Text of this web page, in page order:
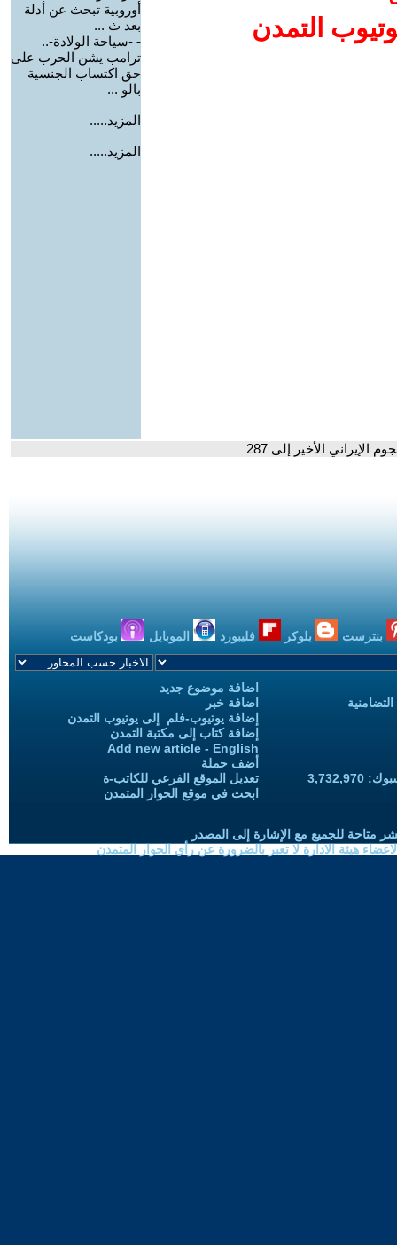
التمدن
أوروبية تبحث عن أدلة
بعد ث ...
- -سياحة الولادة-..
ترامب يشن الحرب على
حق اكتساب الجنسية
بالو ...
المزيد.....
المزيد.....
الأخير إلى 287
بنترست بلوكر فليبورد الموبايل بودكاست
اضافة موضوع جديد
اضافة خبر
إضافة يوتيوب-فلم إلى يوتيوب التمدن
إضافة كتاب إلى مكتبة التمدن
Add new article - English
أضف حملة
تعديل الموقع الفرعي للكاتب-ة
ابحث في موقع الحوار المتمدن
متاحة للجميع مع الإشارة إلى المصدر
هيئة الادارة لا تعبر بالضرورة عن رأي الحوار المتمدن